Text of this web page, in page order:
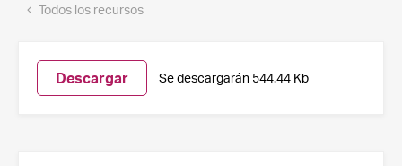
Todos los recursos
Descargar Se descargarán 544.44 Kb